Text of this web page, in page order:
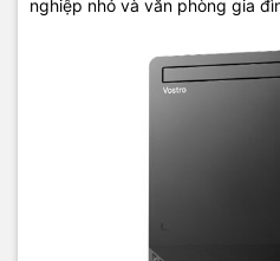
nghiệp nhỏ và văn phòng gia
Ứng dụng Dell Mobile Connect
tính Dell cho phép kết nối liền
thoại thông minh. Tức là sau khi
dụng máy tính của mình để xem
xảy ra trên điện thoại của bạn
nhắn văn bản, thông báo trực
và tệp tin hay thậm chí là các thao